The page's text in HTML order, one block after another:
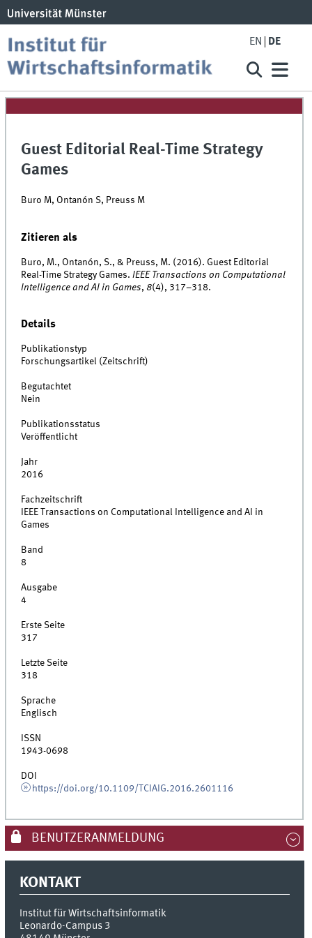
EN DE
Guest Editorial Real-Time Strategy
Games
Buro M, Ontanón S, Preuss M
Zitieren als
Buro, M., Ontanón, S., & Preuss, M. (2016). Guest Editorial
Real-Time Strategy Games.IEEE Transactions on Computational
Intelligence and AI in Games, 8(4), 317–318.
Details
Publikationstyp
Forschungsartikel (Zeitschrift)
Begutachtet
Nein
Publikationsstatus
Veröffentlicht
Jahr
2016
Fachzeitschrift
IEEE Transactions on Computational Intelligence and AI in
Games
Band
8
Ausgabe
4
Erste Seite
317
Letzte Seite
318
Sprache
Englisch
ISSN
1943-0698
DOI
https://doi.org/10.1109/TCIAIG.2016.2601116
BENUTZERANMELDUNG
KONTAKT
Institut für Wirtschaftsinformatik
Leonardo-Campus 3